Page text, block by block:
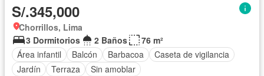
S/.345,000
Chorrillos, Lima
3 Dormitorios
2 Baños
76 m²
Área infantil
Balcón Barbacoa
Caseta de vigilancia
Jardín
Terraza Sin amoblar